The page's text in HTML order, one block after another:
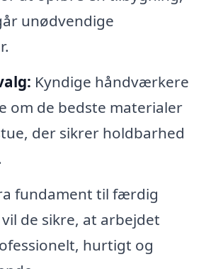
unødvendige
Kyndige håndværkere
om de bedste materialer
der sikrer holdbarhed
fundament til færdig
de sikre, at arbejdet
hurtigt og